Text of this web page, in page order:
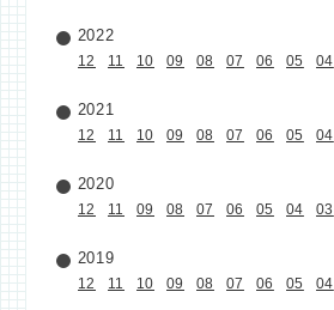
2022
12 11 10 09 08 07 06 05 04
2021
12 11 10 09 08 07 06 05 04
2020
12 11 09 08 07 06 05 04 03
2019
12 11 10 09 08 07 06 05 04